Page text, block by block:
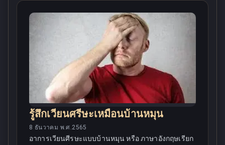
รู้สึกเวียนศรีษะเหมือนบ้านหมุน
8 ธันวาคม พ.ศ.2565
อาการเวียนศีรษะแบบบ้านหมุน หรือ ภาษาอังกฤษเรียก